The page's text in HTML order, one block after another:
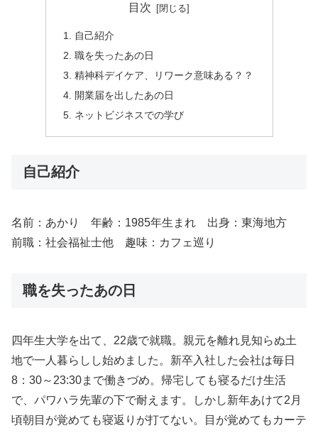
目次
自己紹介
職を失ったあの日
精神科デイケア、リワーク意味ある？？
開業届を出したあの日
ネットビジネスでの学び
自己紹介
名前：あかり 年齢：1985年生まれ 出身：東海地方
前職：社会福祉士他 趣味：カフェ巡り
職を失ったあの日
四年生大学を出て、22歳で就職。親元を離れ見知らぬ土
地で一人暮らしし始めました。新卒入社した会社は毎日
8：30～23:30まで働きづめ。帰宅しても寝るだけ生活
で、パワハラ先輩の下で耐えます。しかし新年あけて2月
頃朝目が覚めても寝返りが打てない。目が覚めてもカーテ